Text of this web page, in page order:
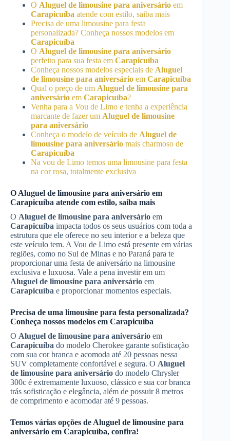
O Aluguel de limousine para aniversário em
Carapicuíba atende com estilo, saiba mais
Precisa de uma limousine para festa
personalizada? Conheça nossos modelos em
Carapicuíba
O Aluguel de limousine para aniversário
perfeito para sua festa em Carapicuíba
Conheça nossos modelos especiais de Aluguel
de limousine para aniversário em Carapicuíba
Qual o preço de um Aluguel de limousine para
aniversário em Carapicuíba?
Venha para a Vou de Limo e tenha a experiência
marcante de fazer um Aluguel de limousine
para aniversário
Conheça o modelo de veículo de Aluguel de
limousine para aniversário mais charmoso de
Carapicuíba
Na vou de Limo temos uma limousine para festa
na cor rosa, totalmente exclusiva
O Aluguel de limousine para aniversário em
Carapicuíba atende com estilo, saiba mais
O Aluguel de limousine para aniversário em
Carapicuíba impacta todos os seus usuários com toda a
estrutura que ele oferece no seu interior e a beleza que
este veículo tem. A Vou de Limo está presente em várias
regiões, como no Sul de Minas e no Paraná para te
proporcionar uma festa de aniversário na limousine
exclusiva e luxuosa. Vale a pena investir em um
Aluguel de limousine para aniversário em
Carapicuíba e proporcionar momentos especiais.
Precisa de uma limousine para festa personalizada?
Conheça nossos modelos em Carapicuíba
O Aluguel de limousine para aniversário em
Carapicuíba do modelo Cherokee garante sofisticação
com sua cor branca e acomoda até 20 pessoas nessa
SUV completamente confortável e segura. O Aluguel
de limousine para aniversário do modelo Chrysler
300c é extremamente luxuoso, clássico e sua cor branca
trás sofisticação e elegância, além de possuir 8 metros
de comprimento e acomodar até 9 pessoas.
Temos várias opções de Aluguel de limousine para
aniversário em Carapicuíba, confira!